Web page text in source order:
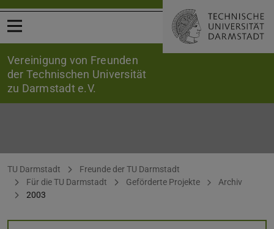
Menü öffnen
Vereinigung von Freunden
der Technischen Universität
zu Darmstadt e.V.
Sie befinden sich hier:
TU Darmstadt
Freunde der TU Darmstadt
Für die TU Darmstadt
Geförderte Projekte
Archiv
2003